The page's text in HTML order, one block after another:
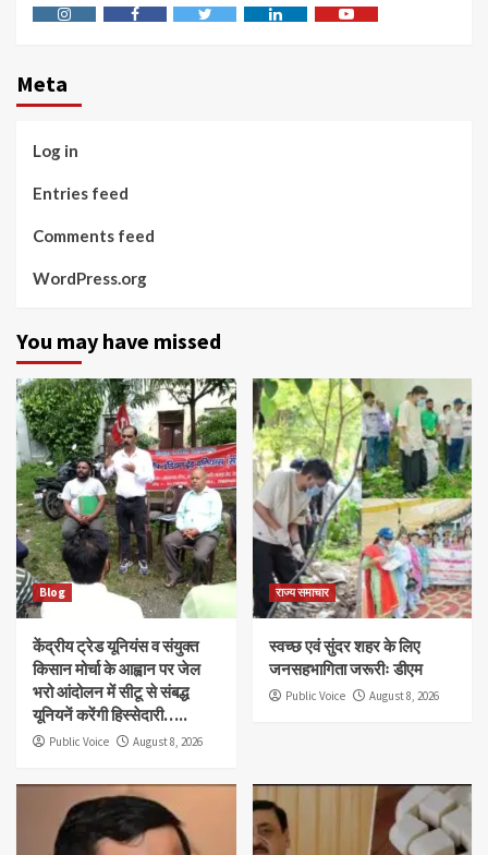
Meta
Log in
Entries feed
Comments feed
WordPress.org
You may have missed
Blog
केंद्रीय ट्रेड यूनियंस व संयुक्त
किसान मोर्चा के आह्वान पर जेल
भरो आंदोलन में सीटू से संबद्ध
यूनियनें करेंगी हिस्सेदारी…..
Public Voice August 8, 2026
राज्य समाचार
स्वच्छ एवं सुंदर शहर के लिए
जनसहभागिता जरूरीः डीएम
Public Voice August 8, 2026